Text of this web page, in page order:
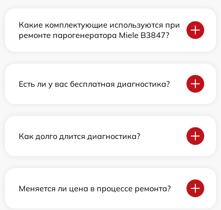
Какие комплектующие используются при
ремонте парогенератора Miele B3847?
Есть ли у вас бесплатная диагностика?
Как долго длится диагностика?
Меняется ли цена в процессе ремонта?